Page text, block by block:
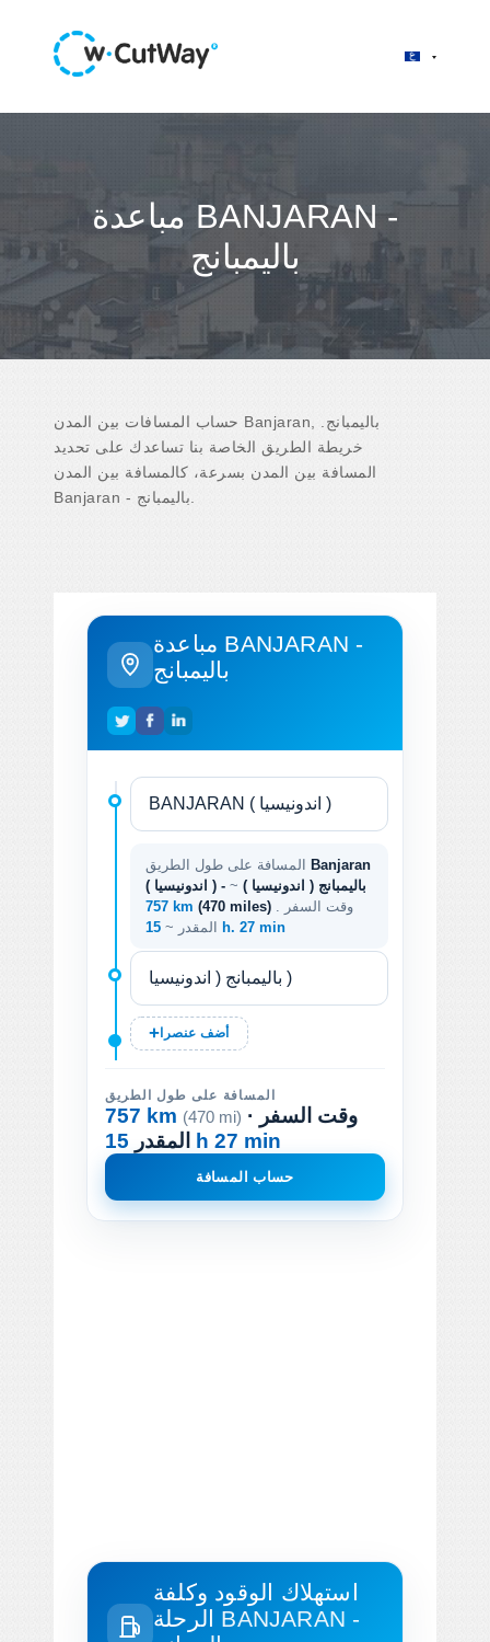
مباعدة BANJARAN -
باليمبانج
حساب المسافات بين المدن Banjaran, باليمبانج.
خريطة الطريق الخاصة بنا تساعدك على تحديد
المسافة بين المدن بسرعة، كالمسافة بين المدن
مباعدة BANJARAN -
باليمبانج
Banjaran
( اندونيسيا ) - باليمبانج ( اندونيسيا ) ~
757 km (470 miles)
المقدر ~ 15 h. 27 min
أضف عنصرا
المسافة على طول الطريق
757 km (470 mi) · وقت السفر
المقدر 15 h 27 min
حساب المسافة
استهلاك الوقود وكلفة
BANJARAN -